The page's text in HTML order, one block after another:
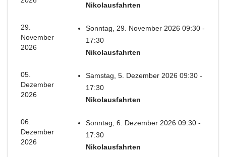
Nikolausfahrten
29.
November
2026
Sonntag, 29. November 2026 09:30 -
17:30
Nikolausfahrten
05.
Dezember
2026
Samstag, 5. Dezember 2026 09:30 -
17:30
Nikolausfahrten
06.
Dezember
2026
Sonntag, 6. Dezember 2026 09:30 -
17:30
Nikolausfahrten